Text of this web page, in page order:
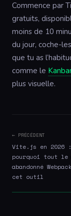
Commence par
gratuits,
moins de 10
du jour, coche-
que tu as
comme le
plus visuelle.
← PRÉCÉDENT
Vite.js en 2026 :
pourquoi tout le
abandonné
cet outil